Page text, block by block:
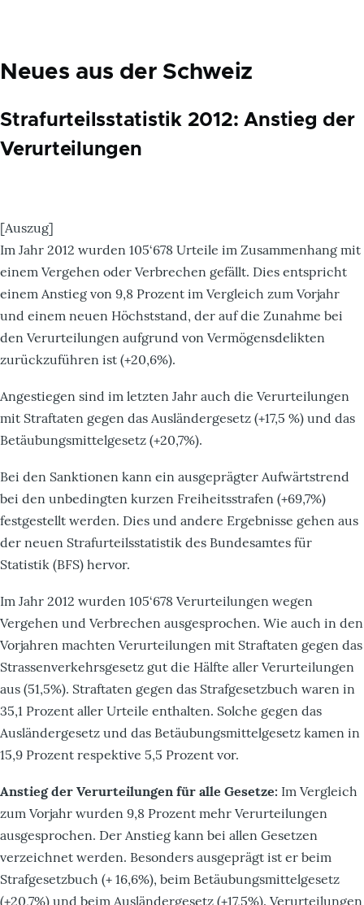
Neues aus der Schweiz
Strafurteilsstatistik 2012: Anstieg der
Verurteilungen
[Auszug]
Im Jahr 2012 wurden 105‘678 Urteile im Zusammenhang mit
einem Vergehen oder Verbrechen gefällt. Dies entspricht
einem Anstieg von 9,8 Prozent im Vergleich zum Vorjahr
und einem neuen Höchststand, der auf die Zunahme bei
den Verurteilungen aufgrund von Vermögensdelikten
zurückzuführen ist (+20,6%).
Angestiegen sind im letzten Jahr auch die Verurteilungen
mit Straftaten gegen das Ausländergesetz (+17,5 %) und das
Betäubungsmittelgesetz (+20,7%).
Bei den Sanktionen kann ein ausgeprägter Aufwärtstrend
bei den unbedingten kurzen Freiheitsstrafen (+69,7%)
festgestellt werden. Dies und andere Ergebnisse gehen aus
der neuen Strafurteilsstatistik des Bundesamtes für
Statistik (BFS) hervor.
Im Jahr 2012 wurden 105‘678 Verurteilungen wegen
Vergehen und Verbrechen ausgesprochen. Wie auch in den
Vorjahren machten Verurteilungen mit Straftaten gegen das
Strassenverkehrsgesetz gut die Hälfte aller Verurteilungen
aus (51,5%). Straftaten gegen das Strafgesetzbuch waren in
35,1 Prozent aller Urteile enthalten. Solche gegen das
Ausländergesetz und das Betäubungsmittelgesetz kamen in
15,9 Prozent respektive 5,5 Prozent vor.
Anstieg der Verurteilungen für alle Gesetze: Im Vergleich
zum Vorjahr wurden 9,8 Prozent mehr Verurteilungen
ausgesprochen. Der Anstieg kann bei allen Gesetzen
verzeichnet werden. Besonders ausgeprägt ist er beim
Strafgesetzbuch (+ 16,6%), beim Betäubungsmittelgesetz
(+20,7%) und beim Ausländergesetz (+17,5%). Verurteilungen